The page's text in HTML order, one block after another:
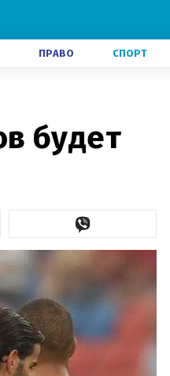
ПРАВО СПОРТ
будет